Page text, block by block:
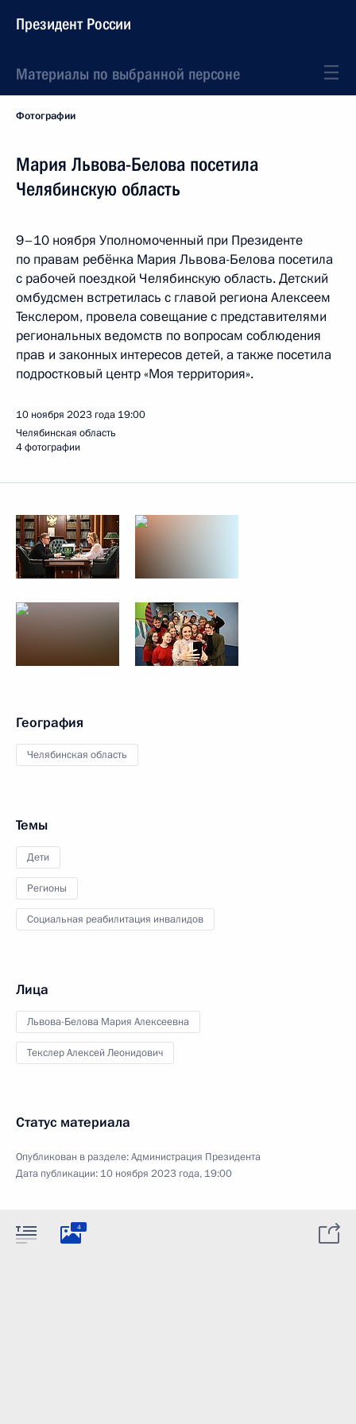
Президент России
Материалы по выбранной персоне
Фотографии
Мария Львова-Белова посетила
Челябинскую область
9–10 ноября Уполномоченный при Президенте
по правам ребёнка Мария Львова-Белова посетила
с рабочей поездкой Челябинскую область. Детский
омбудсмен встретилась с главой региона Алексеем
Текслером, провела совещание с представителями
региональных ведомств по вопросам соблюдения
прав и законных интересов детей, а также посетила
подростковый центр «Моя территория».
10 ноября 2023 года 19:00
Челябинская область
4 фотографии
География
Челябинская область
Темы
Дети
Регионы
Социальная реабилитация инвалидов
Лица
Львова-Белова Мария Алексеевна
Текслер Алексей Леонидович
Статус материала
Опубликован в разделе:Администрация Президента
Дата публикации: 10 ноября 2023 года, 19:00
4